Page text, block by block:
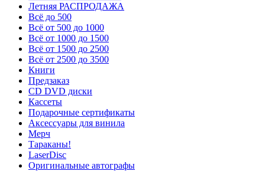
Летняя РАСПРОДАЖА
Всё до 500
Всё от 500 до 1000
Всё от 1000 до 1500
Всё от 1500 до 2500
Всё от 2500 до 3500
Книги
Предзаказ
CD DVD диски
Кассеты
Подарочные сертификаты
Аксессуары для винила
Мерч
Тараканы!
LaserDisc
Оригинальные автографы